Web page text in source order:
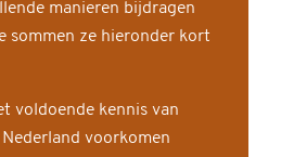
manieren bijdragen
sommen ze hieronder kort
voldoende kennis van
voorkomen